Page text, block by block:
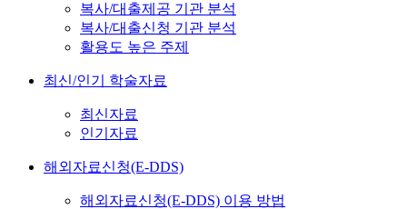
복사/대출제공 기관 분석
복사/대출신청 기관 분석
활용도 높은 주제
최신/인기 학술자료
최신자료
인기자료
해외자료신청(E-DDS)
해외자료신청(E-DDS) 이용 방법